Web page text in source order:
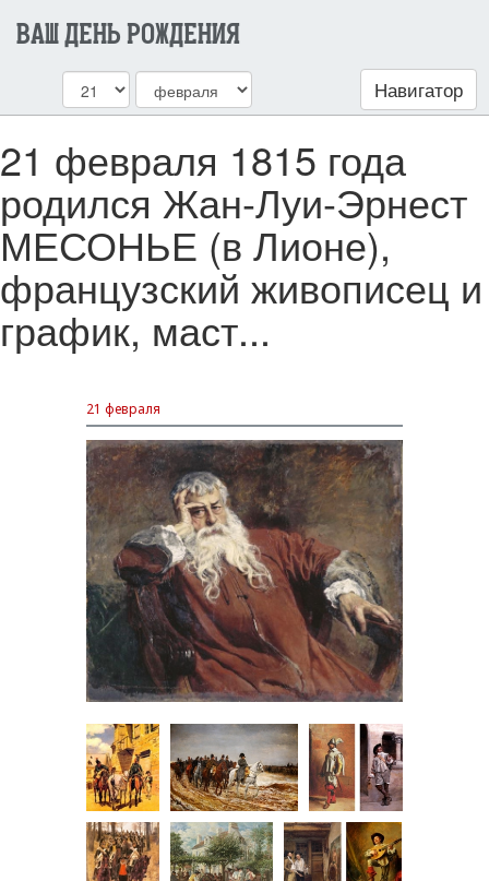
ВАШ ДЕНЬ РОЖДЕНИЯ
Навигатор
21 февраля 1815 года
родился Жан-Луи-Эрнест
МЕСОНЬЕ (в Лионе),
французский живописец и
график, маст...
21 февраля